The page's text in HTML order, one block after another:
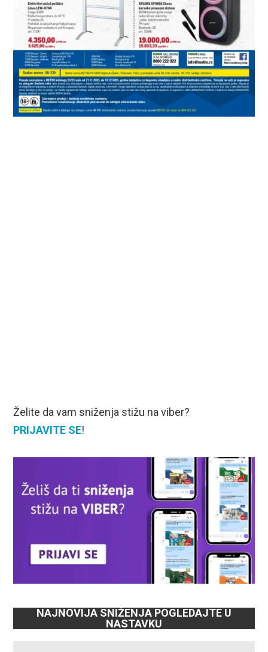
Želite da vam sniženja stižu na viber?
PRIJAVITE SE!
NAJNOVIJA SNIŽENJA POGLEDAJTE U
NASTAVKU